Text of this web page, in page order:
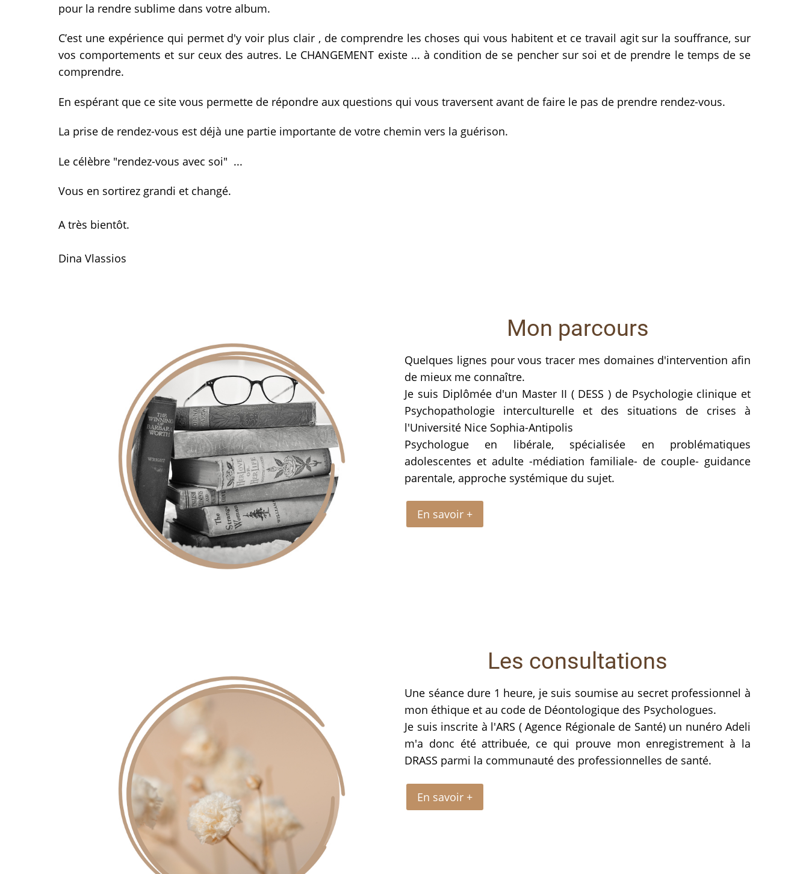
pour la rendre sublime dans votre album.
C’est une expérience qui permet d'y voir plus clair , de comprendre les choses qui vous habitent et ce travail agit sur la souffrance, sur
vos comportements et sur ceux des autres. Le CHANGEMENT existe ... à condition de se pencher sur soi et de prendre le temps de se
comprendre.
En espérant que ce site vous permette de répondre aux questions qui vous traversent avant de faire le pas de prendre rendez-vous.
La prise de rendez-vous est déjà une partie importante de votre chemin vers la guérison.
Le célèbre "rendez-vous avec soi" ...
Vous en sortirez grandi et changé.
A très bientôt.
Dina Vlassios
Mon parcours
Quelques lignes pour vous tracer mes domaines d'intervention afin
de mieux me connaître.
Je suis Diplômée d'un Master II ( DESS ) de Psychologie clinique et
Psychopathologie interculturelle et des situations de crises à
l'Université Nice Sophia-Antipolis
Psychologue en libérale, spécialisée en problématiques
adolescentes et adulte -médiation familiale- de couple- guidance
parentale, approche systémique du sujet.
En savoir +
Les consultations
Une séance dure 1 heure, je suis soumise au secret professionnel à
mon éthique et au code de Déontologique des Psychologues.
Je suis inscrite à l'ARS ( Agence Régionale de Santé) un nunéro Adeli
m'a donc été attribuée, ce qui prouve mon enregistrement à la
DRASS parmi la communauté des professionnelles de santé.
En savoir +